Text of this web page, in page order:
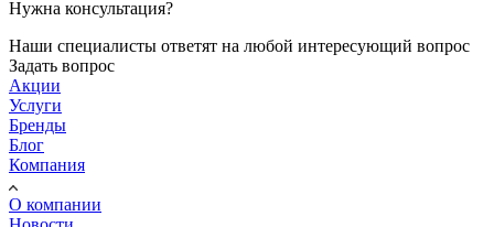
Нужна консультация?
Наши специалисты ответят на любой интересующий вопрос
Задать вопрос
Акции
Услуги
Бренды
Блог
Компания
О компании